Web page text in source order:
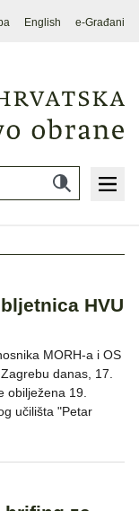
English e-Građani
HVU
MORH-a i OS
danas, 17.
obilježena 19.
učilišta "Petar